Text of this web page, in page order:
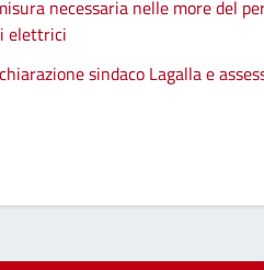
necessaria nelle more del
elettrici
sindaco Lagalla e